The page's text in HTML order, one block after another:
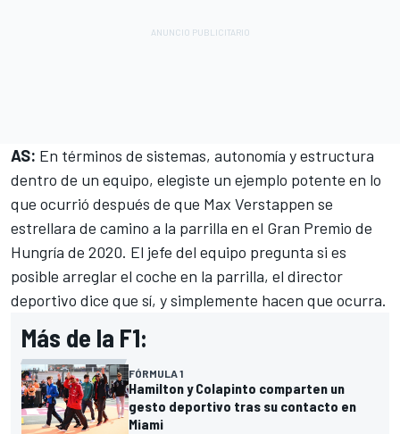
AS: En términos de sistemas, autonomía y estructura
dentro de un equipo, elegiste un ejemplo potente en lo
que ocurrió después de que Max Verstappen se
estrellara de camino a la parrilla en el Gran Premio de
Hungría de 2020. El jefe del equipo pregunta si es
posible arreglar el coche en la parrilla, el director
deportivo dice que sí, y simplemente hacen que ocurra.
Más de la F1:
FÓRMULA 1
Hamilton y Colapinto comparten un
gesto deportivo tras su contacto en
Miami